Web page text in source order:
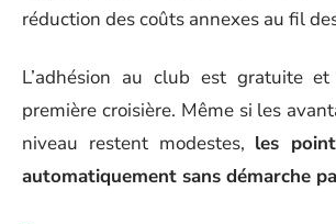
réduction des coûts annexes au fil
L’adhésion au club est gratuite
première croisière. Même si les
niveau restent modestes, les
automatiquement sans démarche